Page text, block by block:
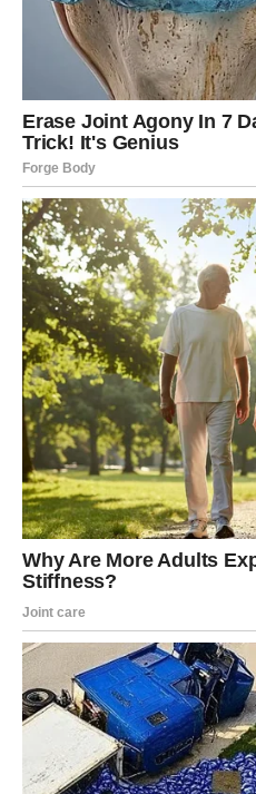
Granda, gdje je postigla
iz Makedonije, s roditeljima se
bivšim partnerom.
Od malih nogu u njoj se
je shvatila da je njena sudbina
melodija. Prijelomni trenutak u
je hrabro nastupila u cijenjenom
Nakon zapaženog nastupa,
umjetnica, zbog čega su je neki
“Kraljicom romske glazbe”.
napora svladava svaku
melodiju neistraženom.